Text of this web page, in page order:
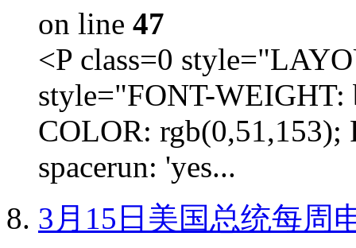
on line 47
<P class=0
style="FONT-
COLOR:
spacerun: 'yes...
3月15日美国总统每周